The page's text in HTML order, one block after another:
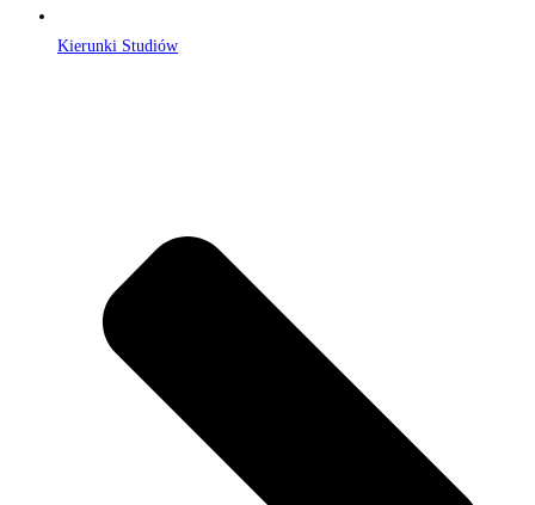
Kierunki Studiów